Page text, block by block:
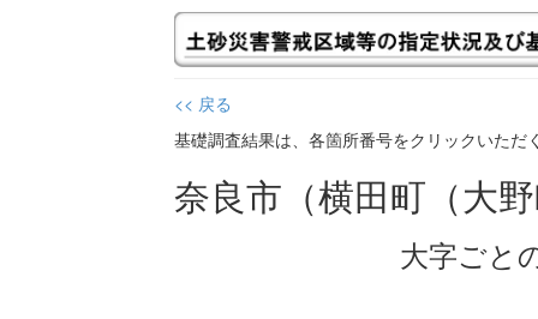
<< 戻る
基礎調査結果は、各箇所番号をクリックいただ
奈良市（横田町（大
大字ごと